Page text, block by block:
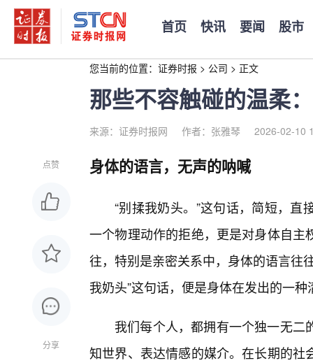
首页 快讯 要闻 股市
您当前的位置： 证券时报 > 公司 > 正文
那些不容触碰的温柔
来源：证券时报网 作者：张雅琴 2026-02-10
点赞
分享
身体的语言，无声的呐喊
“别揉我奶头。”这句话，简短，
一个物理动作的拒绝，更是对身体自
往，特别是亲密关系中，身体的语言往
我奶头”这句话，便是身体在发出的一
我们每个人，都拥有一个独一无
知世界、表达情感的媒介。在长期的